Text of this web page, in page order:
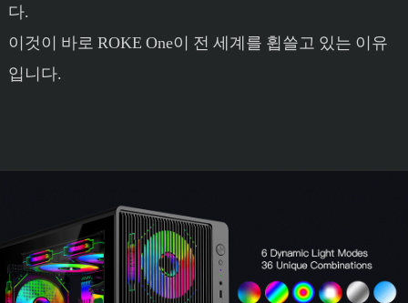
다.
이것이 바로 ROKE One이 전 세계를 휩쓸고 있는 이유
입니다.